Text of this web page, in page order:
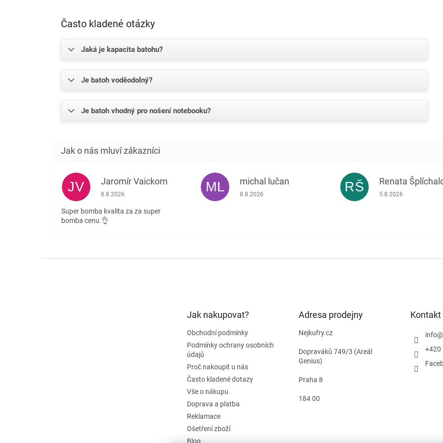
Často kladené otázky
Jaká je kapacita batohu?
Je batoh voděodolný?
Je batoh vhodný pro nošení notebooku?
JV Jaromír Vaickorn
Hodnocení obchodu je 5 z 5 hvězdiček.
8.8.2026
Super bomba kvalita za za super
bomba cenu.👌
ML michal lučan
Hodnocení obchodu je 5 z 5 hvězdiček.
8.8.2026 RŠ Renata
Hodnocení obchodu
5.8.2026
Jak nakupovat?
Obchodní podmínky
Podmínky ochrany osobních
údajů
Proč nakoupit u nás
Často kladené dotazy
Vše o nákupu
Doprava a platba
Reklamace
Ošetření zboží
Blog
Adresa prodejny
Nejkufry.cz
Dopraváků 749/3 (Areál
Genius)
Praha 8
184 00
Kontakt
info@
+420